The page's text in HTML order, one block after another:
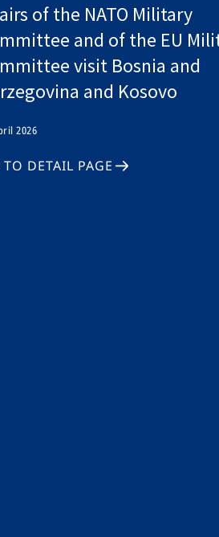
of the NATO Military
and of the EU
visit Bosnia and
and Kosovo
2026
DETAIL PAGE